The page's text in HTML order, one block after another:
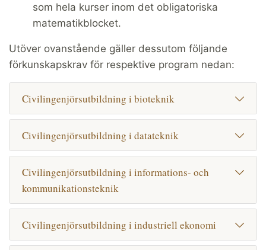
som hela kurser inom det obligatoriska
matematikblocket.
Utöver ovanstående gäller dessutom följande
förkunskapskrav för respektive program nedan:
Civilingenjörsutbildning i bioteknik
Civilingenjörsutbildning i datateknik
Civilingenjörsutbildning i informations- och
kommunikationsteknik
Civilingenjörsutbildning i industriell ekonomi